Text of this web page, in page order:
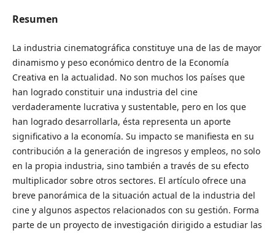
Resumen
La industria cinematográfica constituye una de las de mayor
dinamismo y peso económico dentro de la Economía
Creativa en la actualidad. No son muchos los países que
han logrado constituir una industria del cine
verdaderamente lucrativa y sustentable, pero en los que
han logrado desarrollarla, ésta representa un aporte
significativo a la economía. Su impacto se manifiesta en su
contribución a la generación de ingresos y empleos, no solo
en la propia industria, sino también a través de su efecto
multiplicador sobre otros sectores. El artículo ofrece una
breve panorámica de la situación actual de la industria del
cine y algunos aspectos relacionados con su gestión. Forma
parte de un proyecto de investigación dirigido a estudiar las